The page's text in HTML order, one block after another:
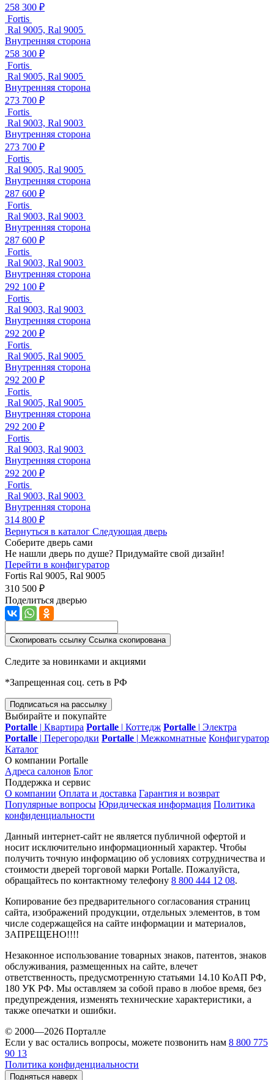
258 300 ₽
Fortis
Ral 9005, Ral 9005
Внутренняя сторона
258 300 ₽
Fortis
Ral 9005, Ral 9005
Внутренняя сторона
273 700 ₽
Fortis
Ral 9003, Ral 9003
Внутренняя сторона
273 700 ₽
Fortis
Ral 9005, Ral 9005
Внутренняя сторона
287 600 ₽
Fortis
Ral 9003, Ral 9003
Внутренняя сторона
287 600 ₽
Fortis
Ral 9003, Ral 9003
Внутренняя сторона
292 100 ₽
Fortis
Ral 9003, Ral 9003
Внутренняя сторона
292 200 ₽
Fortis
Ral 9005, Ral 9005
Внутренняя сторона
292 200 ₽
Fortis
Ral 9005, Ral 9005
Внутренняя сторона
292 200 ₽
Fortis
Ral 9003, Ral 9003
Внутренняя сторона
292 200 ₽
Fortis
Ral 9003, Ral 9003
Внутренняя сторона
314 800 ₽
Вернуться в каталог Следующая дверь
Соберите дверь сами
Не нашли дверь по душе? Придумайте свой дизайн!
Перейти в конфигуратор
Fortis Ral 9005, Ral 9005
310 500 ₽
Поделиться дверью
Скопировать ссылку Ссылка скопирована
Следите за новинками и акциями
*Запрещенная соц. сеть в РФ
Подписаться на рассылку
Выбирайте и покупайте
Portalle | Квартира Portalle | Коттедж Portalle | Электра
Portalle | Перегородки Portalle | Межкомнатные Конфигуратор
Каталог
О компании Portalle
Адреса салонов Блог
Поддержка и сервис
О компании Оплата и доставка Гарантия и возврат
Популярные вопросы Юридическая информация Политика
конфиденциальности
Данный интернет-сайт не является публичной офертой и
носит исключительно информационный характер. Чтобы
получить точную информацию об условиях сотрудничества и
стоимости дверей торговой марки Portalle. Пожалуйста,
обращайтесь по контактному телефону 8 800 444 12 08.
Копирование без предварительного согласования страниц
сайта, изображений продукции, отдельных элементов, в том
числе содержащейся на сайте информации и материалов,
ЗАПРЕЩЕНО!!!!
Незаконное использование товарных знаков, патентов, знаков
обслуживания, размещенных на сайте, влечет
ответственность, предусмотренную статьями 14.10 КоАП РФ,
180 УК РФ. Мы оставляем за собой право в любое время, без
предупреждения, изменять технические характеристики, а
также опечатки и ошибки.
© 2000—2026 Порталле
Если у вас остались вопросы, можете позвонить нам 8 800 775
90 13
Политика конфиденциальности
Подняться наверх